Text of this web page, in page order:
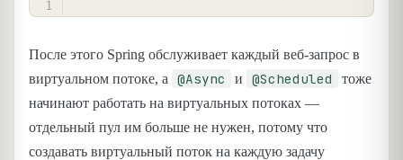
После этого Spring обслуживает каждый веб-запрос в
виртуальном потоке, а
@Async и @Scheduled
тоже
начинают работать на виртуальных потоках —
отдельный пул им больше не нужен, потому что
создавать виртуальный поток на каждую задачу